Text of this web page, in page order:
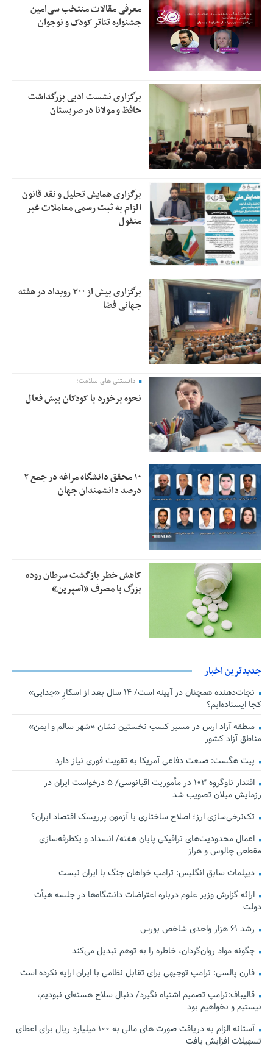
معرفی مقالات منتخب سی‌امین
جشنواره تئاتر کودک و نوجوان
برگزاری نشست ادبی بزرگداشت
حافظ و مولانا در صربستان
برگزاری همایش تحلیل و نقد قانون
الزام به ثبت رسمی معاملات غیر
منقول
برگزاری بیش از ۳۰۰ رویداد در هفته
جهانی فضا
دانستنی های سلامت؛
نحوه برخورد با کودکان بیش فعال
۱۰ محقق دانشگاه مراغه در جمع ۲
درصد دانشمندان جهان
کاهش خطر بازگشت سرطان روده
بزرگ با مصرف «آسپرین»
جدیدترین اخبار
نجات‌دهنده‌ همچنان در آیینه است/ ۱۴ سال بعد از اسکارِ «جدایی»
کجا ایستاده‌ایم؟
منطقه آزاد ارس در مسیر کسب نخستین نشان «شهر سالم و ایمن»
مناطق آزاد کشور
پیت هگست: صنعت دفاعی آمریکا به تقویت فوری نیاز دارد
اقتدار ناوگروه ۱۰۳ در مأموریت‌ اقیانوسی/ ۵ درخواست ایران در
رزمایش میلان تصویب شد
تک‌نرخی‌سازی ارز؛ اصلاح ساختاری یا آزمون پرریسک اقتصاد ایران؟
اعمال محدودیت‌های ترافیکی پایان هفته/ انسداد و یکطرفه‌سازی
مقطعی چالوس و هراز
دیپلمات سابق انگلیس:‌ ترامپ خواهان جنگ با ایران نیست
ارائه گزارش وزیر علوم درباره اعتراضات دانشگاه‌ها در جلسه هیأت
دولت
رشد ۶۱ هزار واحدی شاخص بورس
چگونه مواد روان‌گردان، خاطره را به توهم تبدیل می‌کند
فارن پالسی: ترامپ توجیهی برای تقابل نظامی با ایران ارایه نکرده است
قالیباف:ترامپ تصمیم اشتباه نگیرد/ دنبال سلاح هسته‌ای نبودیم،
نیستیم و نخواهیم بود
آستانه الزام به دریافت صورت های مالی به ۱۰۰ میلیارد ریال برای اعطای
تسهیلات افزایش یافت